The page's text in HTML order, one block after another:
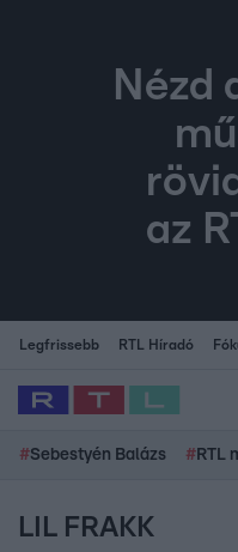
Nézd
az
Legfrissebb RTL Híradó
#Sebestyén Balázs # RTL
LIL FRAKK